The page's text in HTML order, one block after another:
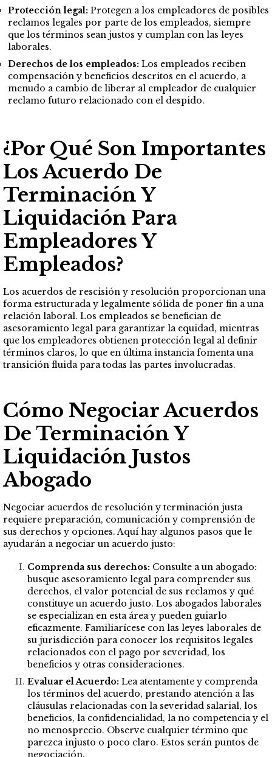
Protección legal: Protegen a los empleadores de posibles
reclamos legales por parte de los empleados, siempre
que los términos sean justos y cumplan con las leyes
laborales.
Derechos de los empleados: Los empleados reciben
compensación y beneficios descritos en el acuerdo, a
menudo a cambio de liberar al empleador de cualquier
reclamo futuro relacionado con el despido.
¿Por Qué Son Importantes
Los Acuerdo De
Terminación Y
Liquidación Para
Empleadores Y
Empleados?
Los acuerdos de rescisión y resolución proporcionan una
forma estructurada y legalmente sólida de poner fin a una
relación laboral. Los empleados se benefician de
asesoramiento legal para garantizar la equidad, mientras
que los empleadores obtienen protección legal al definir
términos claros, lo que en última instancia fomenta una
transición fluida para todas las partes involucradas.
Cómo Negociar Acuerdos
De Terminación Y
Liquidación Justos
Abogado
Negociar acuerdos de resolución y terminación justa
requiere preparación, comunicación y comprensión de
sus derechos y opciones. Aquí hay algunos pasos que le
ayudarán a negociar un acuerdo justo:
Comprenda sus derechos: Consulte a un abogado:
busque asesoramiento legal para comprender sus
derechos, el valor potencial de sus reclamos y qué
constituye un acuerdo justo. Los abogados laborales
se especializan en esta área y pueden guiarlo
eficazmente. Familiarícese con las leyes laborales de
su jurisdicción para conocer los requisitos legales
relacionados con el pago por severidad, los
beneficios y otras consideraciones.
Evaluar el Acuerdo: Lea atentamente y comprenda
los términos del acuerdo, prestando atención a las
cláusulas relacionadas con la severidad salarial, los
beneficios, la confidencialidad, la no competencia y el
no menosprecio. Observe cualquier término que
parezca injusto o poco claro. Estos serán puntos de
negociación.